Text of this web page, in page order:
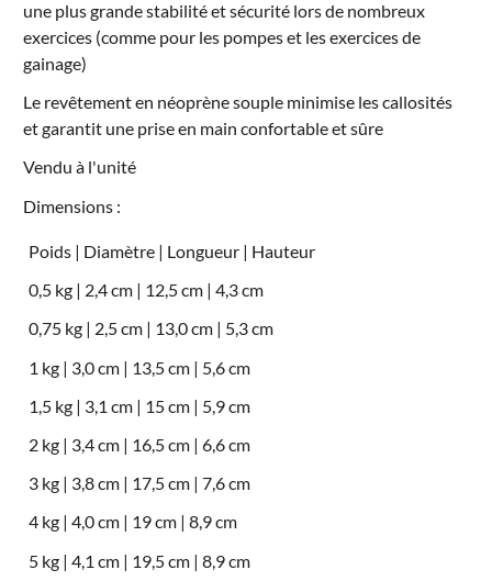
une plus grande stabilité et sécurité lors de nombreux
exercices (comme pour les pompes et les exercices de
gainage)
Le revêtement en néoprène souple minimise les callosités
et garantit une prise en main confortable et sûre
Vendu à l'unité
Dimensions :
Poids | Diamètre | Longueur | Hauteur
0,5 kg | 2,4 cm | 12,5 cm | 4,3 cm
0,75 kg | 2,5 cm | 13,0 cm | 5,3 cm
1 kg | 3,0 cm | 13,5 cm | 5,6 cm
1,5 kg | 3,1 cm | 15 cm | 5,9 cm
2 kg | 3,4 cm | 16,5 cm | 6,6 cm
3 kg | 3,8 cm | 17,5 cm | 7,6 cm
4 kg | 4,0 cm | 19 cm | 8,9 cm
5 kg | 4,1 cm | 19,5 cm | 8,9 cm